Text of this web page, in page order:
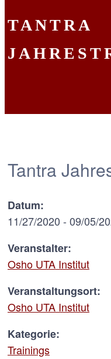
TANTRA
Tantra
Datum:
11/27/2020 - 09/05/
Veranstalter:
Osho UTA Institut
Veranstaltungsort:
Osho UTA Institut
Kategorie:
Trainings